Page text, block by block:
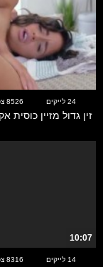
24 לייקים 8526 צפיות
זין גדול מזיין כוסית
10:07
14 לייקים 8316 צפיות